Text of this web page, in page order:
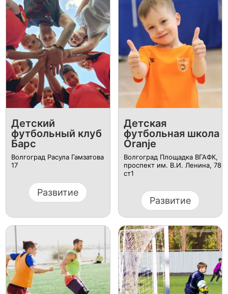
Детский
футбольный клуб
Барс
Волгоград Расула Гамзатова
17
Развитие
Детская
футбольная школа
Oranje
Волгоград Площадка ВГАФК,
проспект им. В.И. Ленина, 78
ст1
Развитие